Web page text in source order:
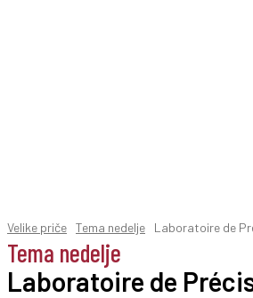
Velike priče Tema nedelje Laboratoire de
Tema nedelje
Laboratoire de